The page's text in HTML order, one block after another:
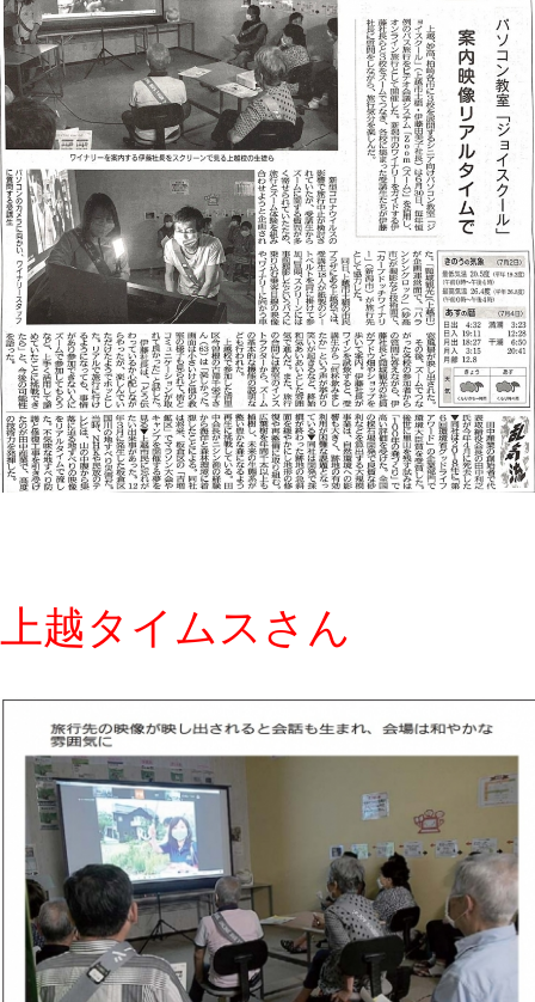
上越タイムスさん